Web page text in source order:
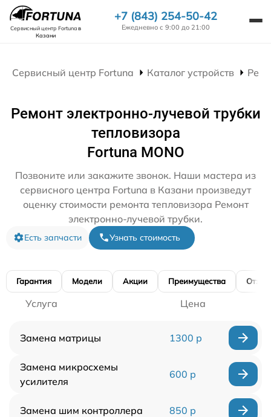
Сервисный центр Fortunaв
Казани
+7 (843) 254-50-42
Ежедневно с 9:00 до 21:00
Сервисный центр Fortuna Каталог устройств
Ремонт электронно-лучевой трубки
тепловизора
Fortuna MONO
Позвоните или закажите звонок. Наши мастера из
сервисного центра Fortuna в Казани произведут
оценку стоимости ремонта тепловизора Ремонт
электронно-лучевой трубки.
Есть запчасти Узнать стоимость
Гарантия Модели Акции Преимущества
Услуга Цена
Замена матрицы 1300 р
Замена микросхемы
усилителя
600 р
Замена шим контроллера 850 р